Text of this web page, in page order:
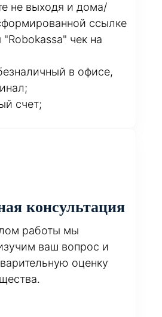
не выходя и дома/
ссылке
чек на
в офисе,
счет;
консультация
работы мы
ваш вопрос и
оценку